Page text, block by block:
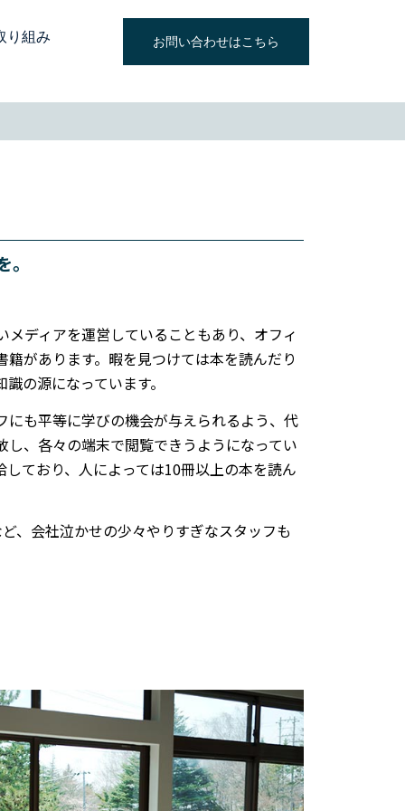
り組み お問い合わせはこちら
ディアを運営していることもあり、オフィ
があります。暇を見つけては本を読んだり
の源になっています。
にも平等に学びの機会が与えられるよう、代
、各々の端末で閲覧できうようになってい
ており、人によっては10冊以上の本を読ん
、会社泣かせの少々やりすぎなスタッフも